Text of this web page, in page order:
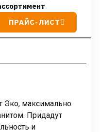
ПРАЙС-ЛИСТ
Эко, максимально
Придадут
и